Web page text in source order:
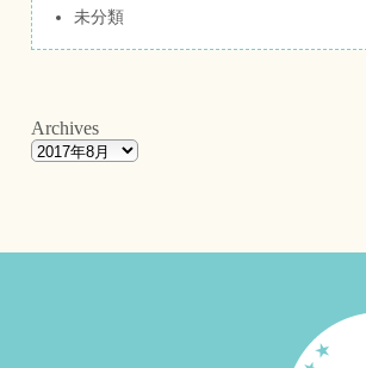
未分類
Archives